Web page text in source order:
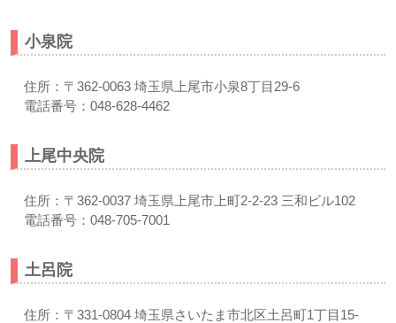
小泉院
住所：〒362-0063 埼玉県上尾市小泉8丁目29-6
電話番号：048-628-4462
上尾中央院
住所：〒362-0037 埼玉県上尾市上町2-2-23 三和ビル102
電話番号：048-705-7001
土呂院
住所：〒331-0804 埼玉県さいたま市北区土呂町1丁目15-